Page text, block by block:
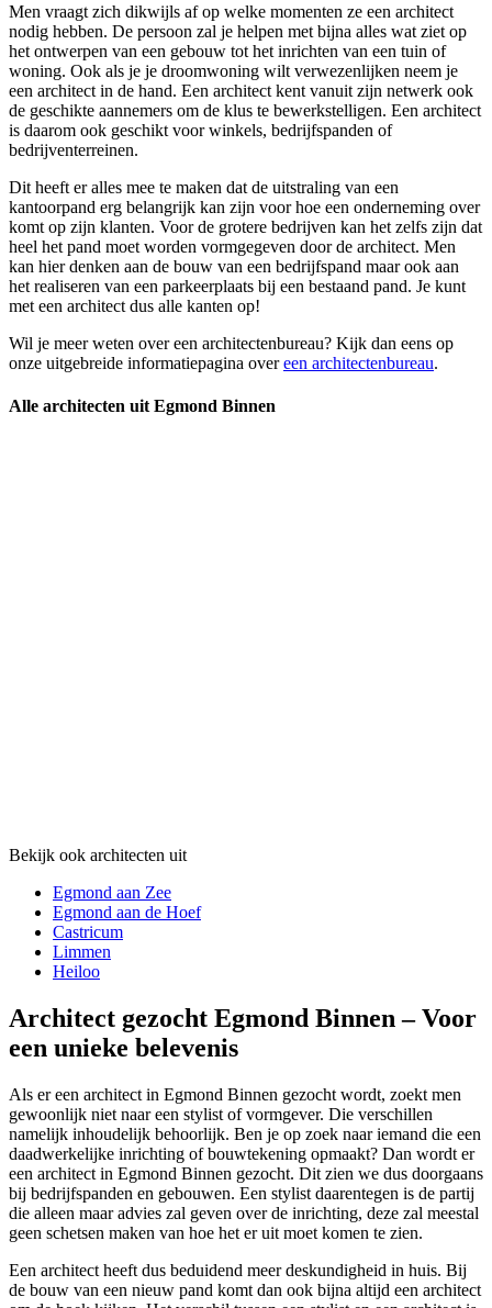
Men vraagt zich dikwijls af op welke momenten ze een architect
nodig hebben. De persoon zal je helpen met bijna alles wat ziet op
het ontwerpen van een gebouw tot het inrichten van een tuin of
woning. Ook als je je droomwoning wilt verwezenlijken neem je
een architect in de hand. Een architect kent vanuit zijn netwerk ook
de geschikte aannemers om de klus te bewerkstelligen. Een architect
is daarom ook geschikt voor winkels, bedrijfspanden of
bedrijventerreinen.
Dit heeft er alles mee te maken dat de uitstraling van een
kantoorpand erg belangrijk kan zijn voor hoe een onderneming over
komt op zijn klanten. Voor de grotere bedrijven kan het zelfs zijn dat
heel het pand moet worden vormgegeven door de architect. Men
kan hier denken aan de bouw van een bedrijfspand maar ook aan
het realiseren van een parkeerplaats bij een bestaand pand. Je kunt
met een architect dus alle kanten op!
Wil je meer weten over een architectenbureau? Kijk dan eens op
onze uitgebreide informatiepagina overeen architectenbureau.
Alle architecten uit Egmond Binnen
Bekijk ook architecten uit
Egmond aan Zee
Egmond aan de Hoef
Castricum
Limmen
Heiloo
Architect gezocht Egmond Binnen – Voor
een unieke belevenis
Als er een architect in Egmond Binnen gezocht wordt, zoekt men
gewoonlijk niet naar een stylist of vormgever. Die verschillen
namelijk inhoudelijk behoorlijk. Ben je op zoek naar iemand die een
daadwerkelijke inrichting of bouwtekening opmaakt? Dan wordt er
een architect in Egmond Binnen gezocht. Dit zien we dus doorgaans
bij bedrijfspanden en gebouwen. Een stylist daarentegen is de partij
die alleen maar advies zal geven over de inrichting, deze zal meestal
geen schetsen maken van hoe het er uit moet komen te zien.
Een architect heeft dus beduidend meer deskundigheid in huis. Bij
de bouw van een nieuw pand komt dan ook bijna altijd een architect